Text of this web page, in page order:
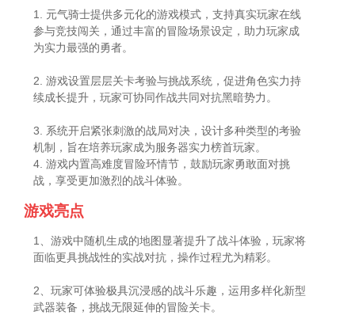
1. 元气骑士提供多元化的游戏模式，支持真实玩家在线
参与竞技闯关，通过丰富的冒险场景设定，助力玩家成
为实力最强的勇者。
2. 游戏设置层层关卡考验与挑战系统，促进角色实力持
续成长提升，玩家可协同作战共同对抗黑暗势力。
3. 系统开启紧张刺激的战局对决，设计多种类型的考验
机制，旨在培养玩家成为服务器实力榜首玩家。
4. 游戏内置高难度冒险环情节，鼓励玩家勇敢面对挑
战，享受更加激烈的战斗体验。
游戏亮点
1、游戏中随机生成的地图显著提升了战斗体验，玩家将
面临更具挑战性的实战对抗，操作过程尤为精彩。
2、玩家可体验极具沉浸感的战斗乐趣，运用多样化新型
武器装备，挑战无限延伸的冒险关卡。